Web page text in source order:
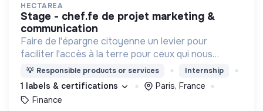
HECTAREA
stage - chef.fe de projet marketing &
communication
Faire de l'épargne citoyenne un levier pour
faciliter l'accès à la terre pour ceux qui nous
nourrissent
💡 Responsible products or services Internship
1 labels & certifications
Paris, France
Finance